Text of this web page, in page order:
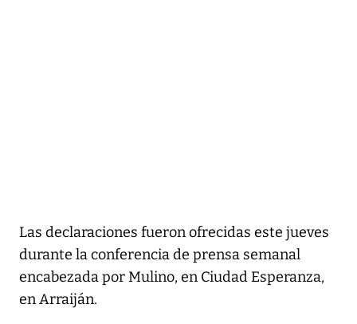
Las declaraciones fueron ofrecidas este jueves
durante la conferencia de prensa semanal
encabezada por Mulino, en Ciudad Esperanza,
en Arraiján.